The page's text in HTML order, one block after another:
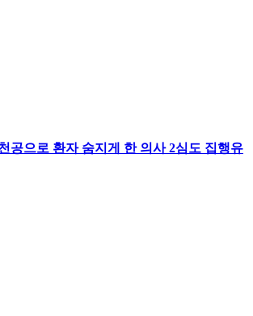
공으로 환자 숨지게 한 의사 2심도 집행유